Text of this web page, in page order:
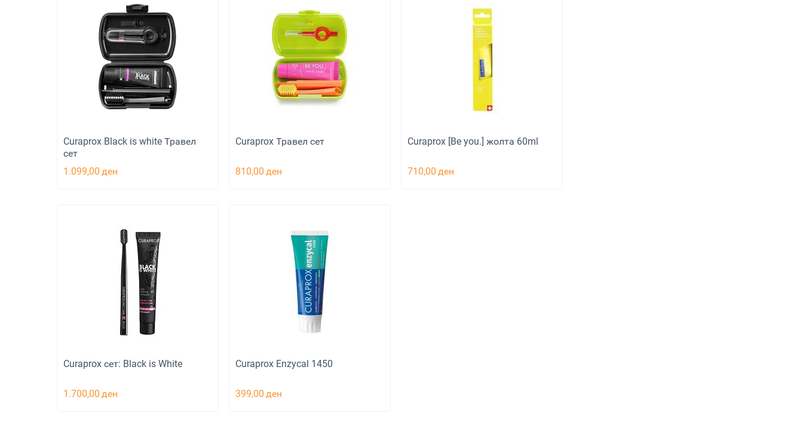
Curaprox Black is white Травел
сет
1.099,00 ден
Curaprox Травел сет
810,00 ден
Curaprox [Be you.] жолта 60ml
710,00 ден
Curaprox сет: Black is White
1.700,00 ден
Curaprox Enzycal 1450
399,00 ден